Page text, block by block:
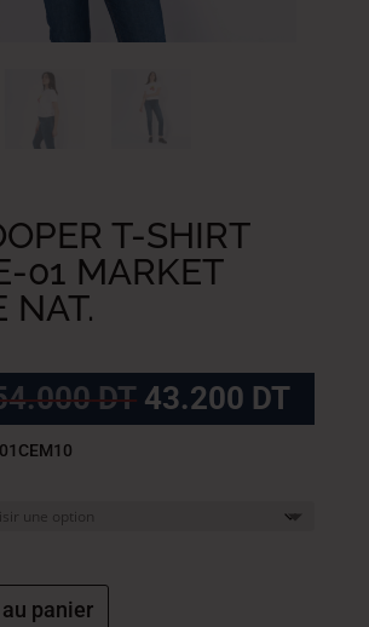
T-SHIRT
01 MARKET
NAT.
DT Le
prix
43.200 DTLe
prix
panier